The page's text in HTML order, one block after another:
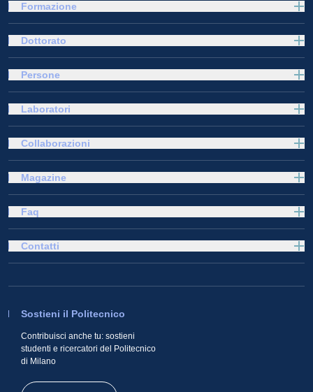
Formazione
Dottorato
Persone
Laboratori
Collaborazioni
Magazine
Faq
Sostieni il Politecnico
Contribuisci anche tu: sostieni
studenti e ricercatori del Politecnico
di Milano
Contatti